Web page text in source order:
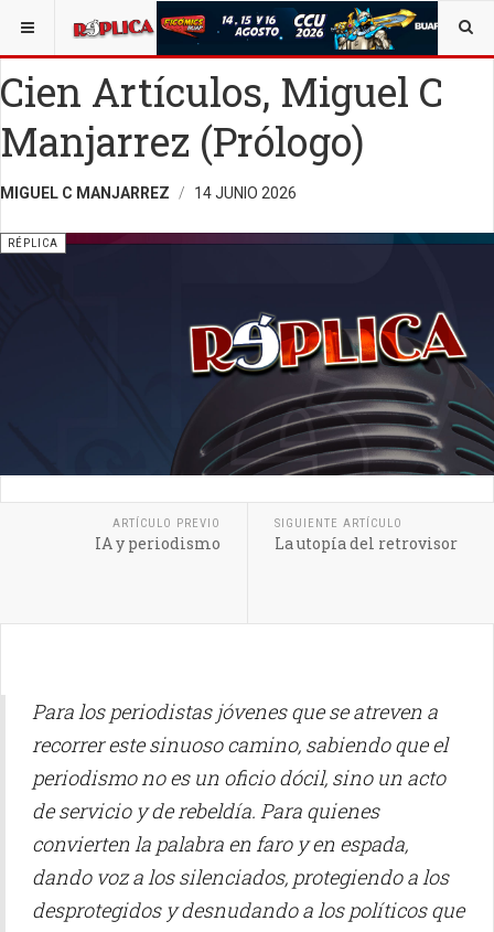
ESTÁ AQUÍ: ENTRETENIMIENTO OPINIÓN RÉPLICA
Cien Artículos, Miguel C
Manjarrez (Prólogo)
MIGUEL C MANJARREZ 14 JUNIO 2026
RÉPLICA
ARTÍCULO PREVIO
IA y periodismo
SIGUIENTE ARTÍCULO
La utopía del retrovisor
Para los periodistas jóvenes que se atreven a
recorrer este sinuoso camino, sabiendo que el
periodismo no es un oficio dócil, sino un acto
de servicio y de rebeldía. Para quienes
convierten la palabra en faro y en espada,
dando voz a los silenciados, protegiendo a los
desprotegidos y desnudando a los políticos que